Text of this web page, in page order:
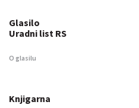
Glasilo
Uradni list RS
O glasilu
Knjigarna